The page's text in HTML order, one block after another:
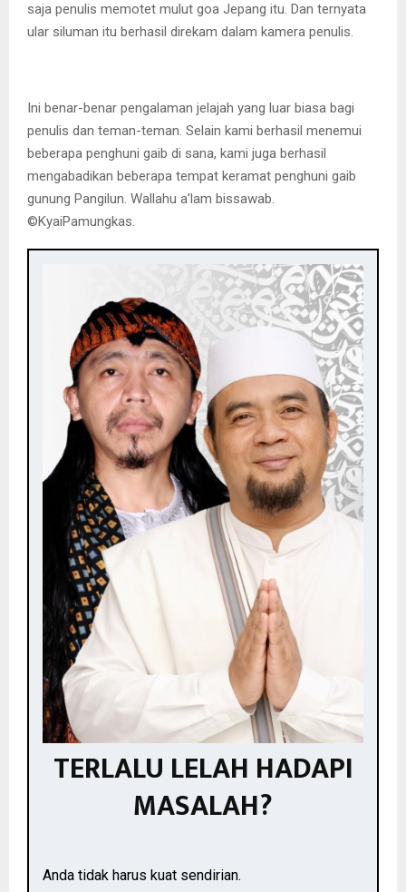
saja penulis memotet mulut goa Jepang itu. Dan ternyata
ular siluman itu berhasil direkam dalam kamera penulis.
Ini benar-benar pengalaman jelajah yang luar biasa bagi
penulis dan teman-teman. Selain kami berhasil menemui
beberapa penghuni gaib di sana, kami juga berhasil
mengabadikan beberapa tempat keramat penghuni gaib
gunung Pangilun. Wallahu a’lam bissawab.
©️KyaiPamungkas.
TERLALU LELAH HADAPI
MASALAH?
Anda tidak harus kuat sendirian.